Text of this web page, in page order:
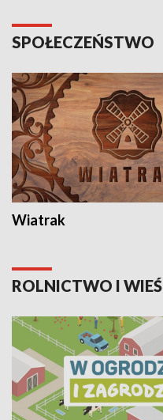
SPOŁECZEŃSTWO
Wiatrak
ROLNICTWO I WIEŚ